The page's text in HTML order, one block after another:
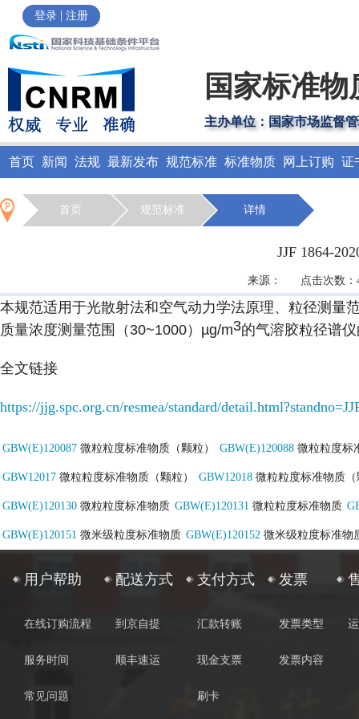
登录 | 注册
国家标准
主办单位：国家市场监督
首页 新闻 法规 最新发布 规范标准 标准物质 网上订购 证
首页 规范标准 详情
JJF 1864-
来源： 点击次数：
本规范适用于光散射法和空气动力学法原理、粒径测量
质量浓度测量范围（30~1000） µg/m3的气溶胶粒径谱
全文链接
https://jjg.spc.org.cn/resmea/standard/
GBW(E)120087 微粒粒度标准物质（颗粒） GBW(E)120088 微粒粒度标
GBW12017 微粒粒度标准物质（颗粒） GBW12018 微粒粒度标准物质
GBW(E)120130 微粒粒度标准物质 GBW(E)120131 微粒粒度标准物质
GBW(E)120151 微米级粒度标准物质 GBW(E)120152 微米级粒度标准物
用户帮助
在线订购流程
服务时间
常见问题
配送方式
到京自提
顺丰速运
支付方式
汇款转账
现金支票
刷卡
发票
发票类型
发票内容